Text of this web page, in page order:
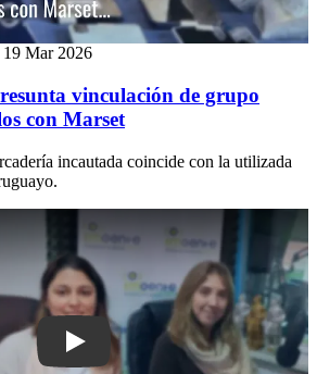
19 Mar 2026
vinculación de grupo
con Marset
incautada coincide con la utilizada
Play: Dirección de Liberado: Mayor